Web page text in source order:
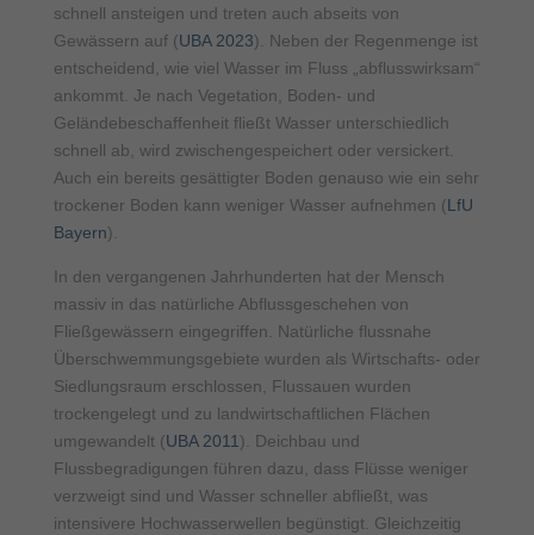
schnell ansteigen und treten auch abseits von
Gewässern auf (UBA 2023). Neben der Regenmenge ist
entscheidend, wie viel Wasser im Fluss „abflusswirksam“
ankommt. Je nach Vegetation, Boden- und
Geländebeschaffenheit fließt Wasser unterschiedlich
schnell ab, wird zwischengespeichert oder versickert.
Auch ein bereits gesättigter Boden genauso wie ein sehr
trockener Boden kann weniger Wasser aufnehmen (LfU
Bayern).
In den vergangenen Jahrhunderten hat der Mensch
massiv in das natürliche Abflussgeschehen von
Fließgewässern eingegriffen. Natürliche flussnahe
Überschwemmungsgebiete wurden als Wirtschafts- oder
Siedlungsraum erschlossen, Flussauen wurden
trockengelegt und zu landwirtschaftlichen Flächen
umgewandelt (UBA 2011 ). Deichbau und
Flussbegradigungen führen dazu, dass Flüsse weniger
verzweigt sind und Wasser schneller abfließt, was
intensivere Hochwasserwellen begünstigt. Gleichzeitig